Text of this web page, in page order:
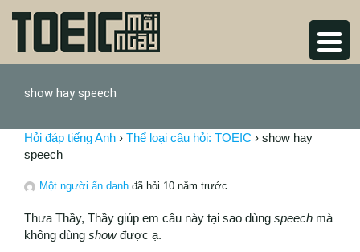
show hay speech
Hỏi đáp tiếng Anh › Thể loại câu hỏi: TOEIC › show hay
speech
Một người ẩn danh đã hỏi 10 năm trước
Thưa Thầy, Thầy giúp em câu này tại sao dùng speech mà
không dùng showđược ạ.